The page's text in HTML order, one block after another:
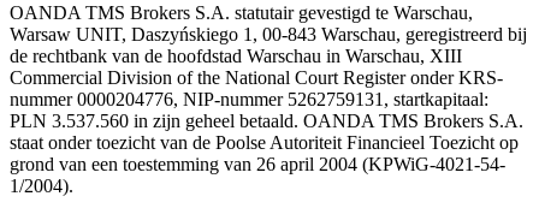
OANDA TMS Brokers S.A. statutair gevestigd te Warschau,
Warsaw UNIT, Daszyńskiego 1, 00-843 Warschau, geregistreerd bij
de rechtbank van de hoofdstad Warschau in Warschau, XIII
Commercial Division of the National Court Register onder KRS-
nummer 0000204776, NIP-nummer 5262759131, startkapitaal:
PLN 3.537.560 in zijn geheel betaald. OANDA TMS Brokers S.A.
staat onder toezicht van de Poolse Autoriteit Financieel Toezicht op
grond van een toestemming van 26 april 2004 (KPWiG-4021-54-
1/2004).